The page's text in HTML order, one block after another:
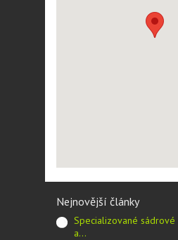
Nejnovější články
Specializované sádrové
a…